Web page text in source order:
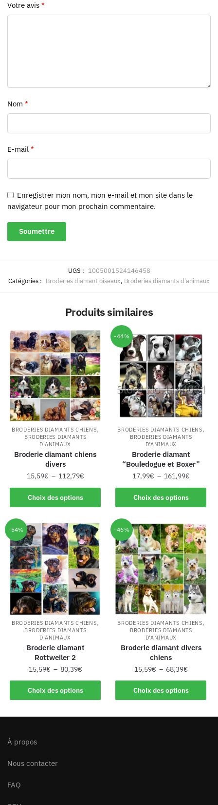
Votre avis *
Nom *
E-mail *
Enregistrer mon nom, mon e-mail et mon site dans le
navigateur pour mon prochain commentaire.
UGS : 1005001524146458
Catégories : Broderies diamant oiseaux, Broderies diamants d'animaux
Produits similaires
BRODERIES DIAMANTS CHIENS,
BRODERIES DIAMANTS
D'ANIMAUX
Broderie diamant chiens
divers
15,59€ – 112,79€
Choix des options
-44%
BRODERIES DIAMANTS CHIENS,
BRODERIES DIAMANTS
D'ANIMAUX
Broderie diamant
“Bouledogue et Boxer”
17,99€ – 161,99€
Choix des options
-54%
BRODERIES DIAMANTS CHIENS,
BRODERIES DIAMANTS
D'ANIMAUX
Broderie diamant
Rottweiler 2
15,59€ – 80,39€
Choix des options
-46%
BRODERIES DIAMANTS CHIENS,
BRODERIES DIAMANTS
D'ANIMAUX
Broderie diamant divers
chiens
15,59€ – 68,39€
Choix des options
À propos
Nous contacter
FAQ